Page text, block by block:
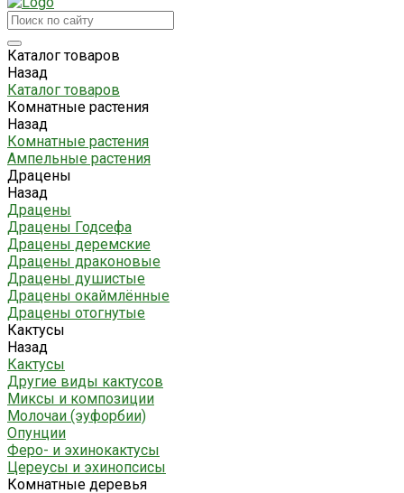
Каталог товаров
Назад
Каталог товаров
Комнатные растения
Назад
Комнатные растения
Ампельные растения
Драцены
Назад
Драцены
Драцены Годсефа
Драцены деремские
Драцены драконовые
Драцены душистые
Драцены окаймлённые
Драцены отогнутые
Кактусы
Назад
Кактусы
Другие виды кактусов
Миксы и композиции
Молочаи (эуфорбии)
Опунции
Феро- и эхинокактусы
Цереусы и эхинопсисы
Комнатные деревья